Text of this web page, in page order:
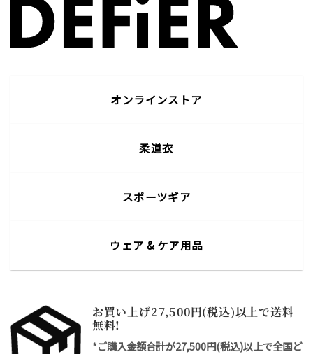
オンラインストア
柔道衣
スポーツギア
ウェア & ケア用品
お買い上げ27,500円(税込)以上で送料
無料!
*ご購入金額合計が27,500円(税込)以上で全国ど